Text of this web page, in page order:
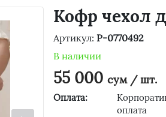
Кофр чехол
Артикул:P-0770492
В наличии
55 000сум / шт.
Оплата:
оплата